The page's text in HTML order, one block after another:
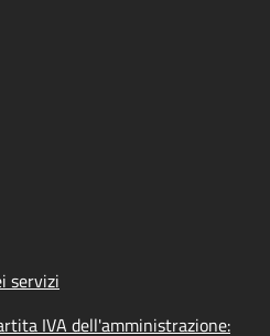
servizi
IVA dell'amministrazione: